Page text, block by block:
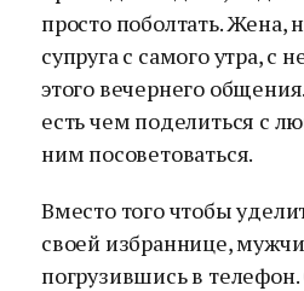
просто поболтать. Жена,
супруга с самого утра, с
этого вечернего
есть чем поделиться с
ним посоветоваться.
Вместо того чтобы
своей избраннице,
погрузившись в